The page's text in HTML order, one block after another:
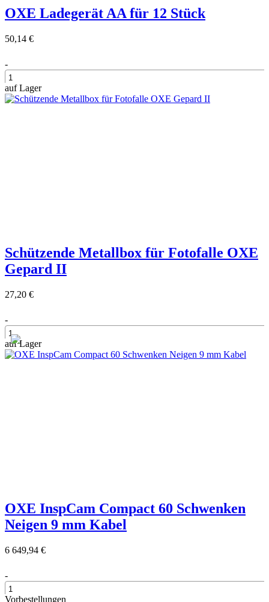
OXE Ladegerät AA für 12 Stück
50,14 €
-
+
auf Lager
Schützende Metallbox für Fotofalle OXE
Gepard II
27,20 €
-
+
auf Lager
OXE InspCam Compact 60 Schwenken
Neigen 9 mm Kabel
6 649,94 €
-
Vorbestellungen